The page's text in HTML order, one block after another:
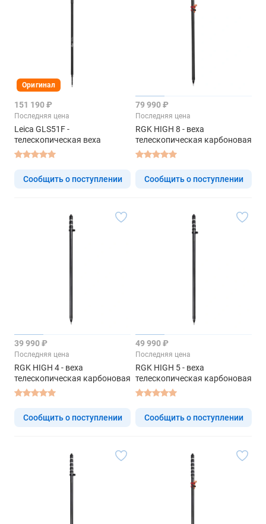
Оригинал
151 190 ₽
Последняя цена
Leica GLS51F -
телескопическая веха
Сообщить о поступлении
79 990 ₽
Последняя цена
RGK HIGH 8 - веха
телескопическая карбоновая
Сообщить о поступлении
39 990 ₽
Последняя цена
RGK HIGH 4 - веха
телескопическая карбоновая
Сообщить о поступлении
49 990 ₽
Последняя цена
RGK HIGH 5 - веха
телескопическая карбоновая
Сообщить о поступлении